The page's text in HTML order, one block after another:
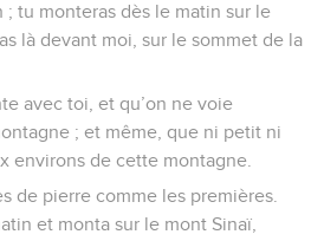
; tu monteras dès le matin sur le
là devant moi, sur le sommet de la
avec toi, et qu’on ne voie
; et même, que ni petit ni
environs de cette montagne.
de pierre comme les premières.
et monta sur le mont Sinaï,